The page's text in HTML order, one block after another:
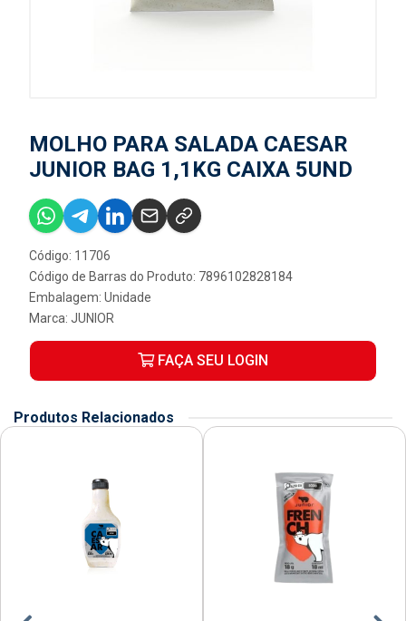
MOLHO PARA SALADA CAESAR
JUNIOR BAG 1,1KG CAIXA 5UND
Código: 11706
Código de Barras do Produto: 7896102828184
Embalagem: Unidade
Marca: JUNIOR
FAÇA SEU LOGIN
Produtos Relacionados